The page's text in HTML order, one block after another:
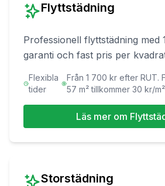
Flyttstädning
Professionell flyttstädning med
garanti och fast pris per
Flexibla
tider
Från 1 700 kr efter RUT.
57 m² tillkommer 30 kr/
Läs mer om
Storstädning